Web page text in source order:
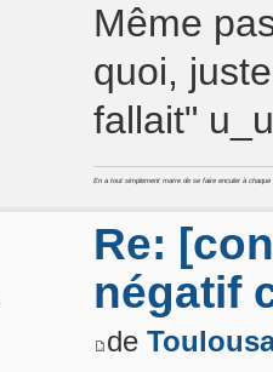
Même
quoi,
fallait" u_u
En a tout simplement marre de se faire enculer à
Re:
négatif
de